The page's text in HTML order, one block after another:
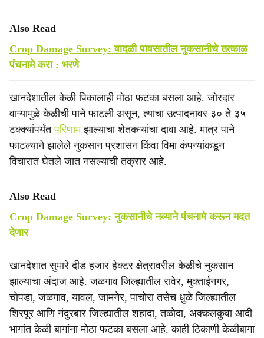
Also Read
Crop Damage Survey: वादळी पावसातील नुकसानीचे तत्काळ
पंचनामे करा : भरणे
खानदेशातील केळी पिकालाही मोठा फटका बसला आहे. जोरदार
वाऱ्यामुळे केळीची पाने फाटली असून, त्याचा उत्पादनावर ३० ते ३५
टक्क्यांपर्यंतपरिणामझाल्याचा शेतकऱ्यांचा दावा आहे. मात्र पाने
फाटल्याने झालेले नुकसान प्रशासन किंवा विमा कंपन्यांकडून
विचारात घेतले जात नसल्याची तक्रार आहे.
Also Read
Crop Damage Survey: नुकसानीचे नव्याने पंचनामे करून मदत
देणार
खानदेशात सुमारे दीड हजार हेक्टर क्षेत्रावरील केळीचे नुकसान
झाल्याचा अंदाज आहे. जळगाव जिल्ह्यातील रावेर, मुक्ताईनगर,
चोपडा, जळगाव, यावल, जामनेर, पाचोरा तसेच धुळे जिल्ह्यातील
शिरपूर आणि नंदुरबार जिल्ह्यातील शहादा, तळोदा, अक्कलकुवा आदी
भागांत केळी बागांना मोठा फटका बसला आहे. काही ठिकाणी केळीबागा